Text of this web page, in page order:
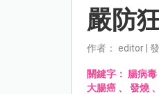
嚴防
作者： editor |
關鍵字： 腸病毒
大腸癌、 發燒、